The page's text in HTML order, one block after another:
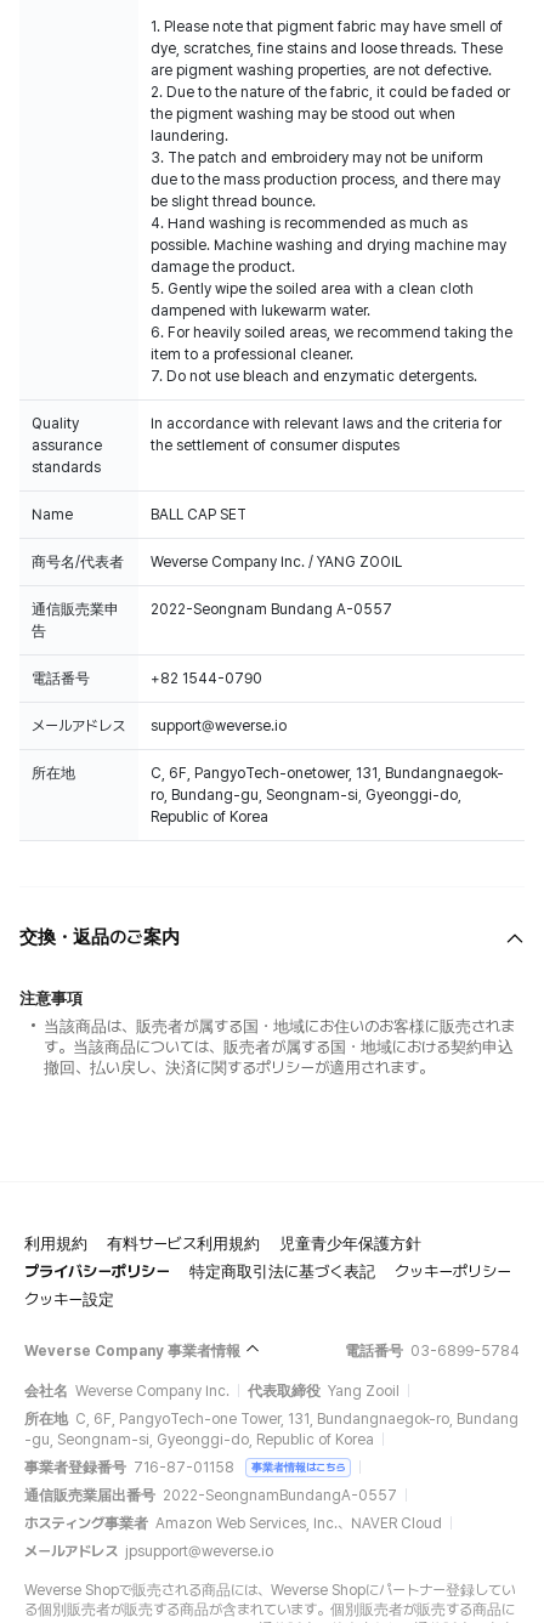
1. Please note that pigment fabric may have smell of
dye, scratches, fine stains and loose threads. These
are pigment washing properties, are not defective.
2. Due to the nature of the fabric, it could be faded or
the pigment washing may be stood out when
laundering.
3. The patch and embroidery may not be uniform
due to the mass production process, and there may
be slight thread bounce.
4. Hand washing is recommended as much as
possible. Machine washing and drying machine may
damage the product.
5. Gently wipe the soiled area with a clean cloth
dampened with lukewarm water.
6. For heavily soiled areas, we recommend taking the
item to a professional cleaner.
7. Do not use bleach and enzymatic detergents.
Quality
assurance
standards
In accordance with relevant laws and the criteria for
the settlement of consumer disputes
Name BALL CAP SET
商号名/代表者 Weverse Company Inc. / YANG ZOOIL
通信販売業申
告
2022-Seongnam Bundang A-0557
電話番号 +82 1544-0790
メールアドレス support@weverse.io
所在地
C, 6F, PangyoTech-onetower, 131, Bundangnaegok-
ro, Bundang-gu, Seongnam-si, Gyeonggi-do,
Republic of Korea
交換・返品のご案内
注意事項
当該商品は、販売者が属する国・地域にお住いのお客様に販売されま
す。当該商品については、販売者が属する国・地域における契約申込
撤回、払い戻し、決済に関するポリシーが適用されます。
利用規約 有料サービス利用規約
児童青少年保護方針
プライバシーポリシー
特定商取引法に基づく表記
クッキーポリシー
クッキー設定
Weverse Company 事業者情報 電話番号 03-6899-5784
会社名 Weverse Company Inc. 代表取締役 Yang Zooil
所在地 C, 6F, PangyoTech-one Tower, 131, Bundangnaegok-ro, Bundang
-gu, Seongnam-si, Gyeonggi-do, Republic of Korea
事業者登録番号 716-87-01158 事業者情報はこちら
通信販売業届出番号 2022-SeongnamBundangA-0557
ホスティング事業者 Amazon Web Services, Inc.、NAVER Cloud
メールアドレス jpsupport@weverse.io
Weverse Shopで販売される商品には、Weverse Shopにパートナー登録してい
る個別販売者が販売する商品が含まれています。個別販売者が販売する商品に